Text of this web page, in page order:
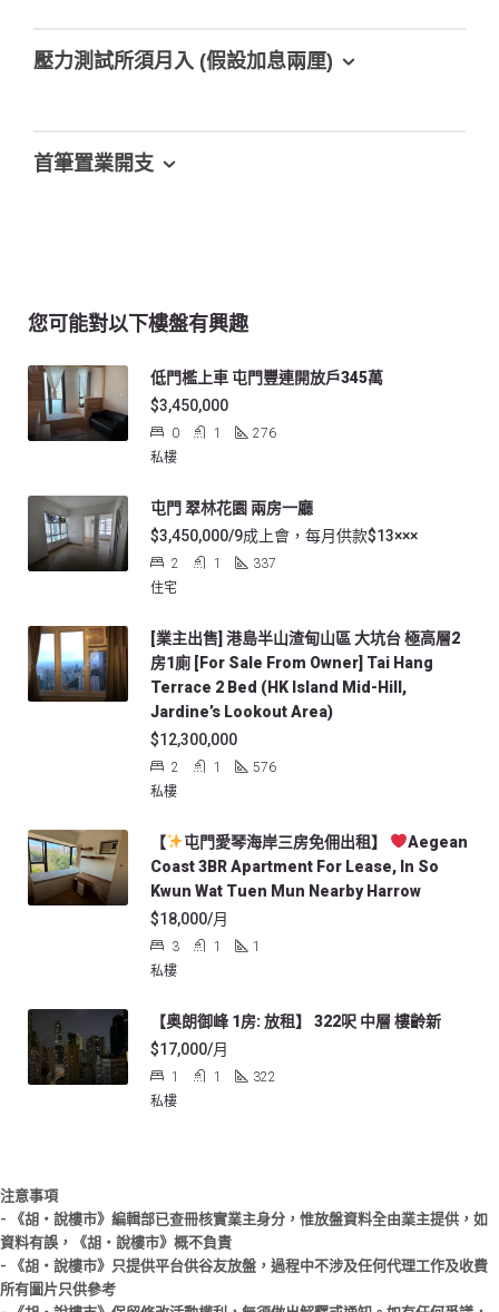
壓力測試所須月入 (假設加息兩厘)
首筆置業開支
您可能對以下樓盤有興趣
低門檻上車 屯門豐連開放戶345萬
$3,450,000
0 1
276
私樓
屯門 翠林花園 兩房一廳
$3,450,000/9成上會，每月供款$13×××
2 1
337
住宅
[業主出售] 港島半山渣甸山區 大坑台 極高層2
房1廁 [For Sale From Owner] Tai Hang
Terrace 2 Bed (HK Island Mid-Hill,
Jardine’s Lookout Area)
$12,300,000
2 1
576
私樓
【 屯門愛琴海岸三房免佣出租】
Aegean
Coast 3BR Apartment For Lease, In So
Kwun Wat Tuen Mun Nearby Harrow
$18,000/月
3 1
1
私樓
【奥朗御峰 1房: 放租】 322呎 中層 樓齡新
$17,000/月
1 1
322
私樓
注意事項
- 《胡‧說樓市》編輯部已查冊核實業主身分，惟放盤資料全由業主提供，如
資料有誤，《胡‧說樓市》概不負責
- 《胡‧說樓市》只提供平台供谷友放盤，過程中不涉及任何代理工作及收費
所有圖片只供參考